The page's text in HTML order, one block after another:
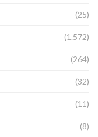
(25)
(1.572)
(264)
(32)
(11)
(8)